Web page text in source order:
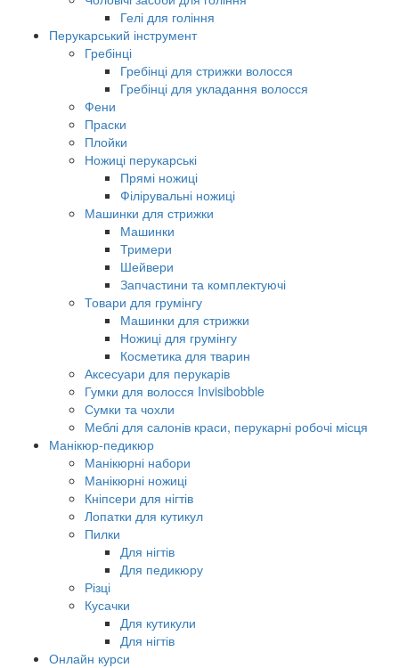
Гелі для гоління
Перукарський інструмент
Гребінці
Гребінці для стрижки волосся
Гребінці для укладання волосся
Фени
Праски
Плойки
Ножиці перукарські
Прямі ножиці
Філірувальні ножиці
Машинки для стрижки
Машинки
Тримери
Шейвери
Запчастини та комплектуючі
Товари для грумінгу
Машинки для стрижки
Ножиці для грумінгу
Косметика для тварин
Аксесуари для перукарів
Гумки для волосся Invisibobble
Сумки та чохли
Меблі для салонів краси, перукарні робочі місця
Манікюр-педикюр
Манікюрні набори
Манікюрні ножиці
Кніпсери для нігтів
Лопатки для кутикул
Пилки
Для нігтів
Для педикюру
Різці
Кусачки
Для кутикули
Для нігтів
Онлайн курси